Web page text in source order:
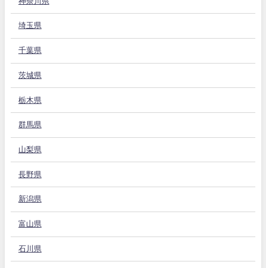
埼玉県
千葉県
茨城県
栃木県
群馬県
山梨県
長野県
新潟県
富山県
石川県